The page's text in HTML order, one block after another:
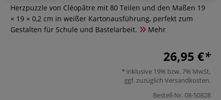
Herzpuzzle von Cléopâtre mit 80 Teilen und den Maßen 19
× 19 × 0,2 cm in weißer Kartonausführung, perfekt zum
Gestalten für Schule und Bastelarbeit.
Mehr
26,95 €
inklusive 19% bzw. 7% MwSt,
ggf. zuzüglich Versandkosten.
Bestell-Nr.08-50828